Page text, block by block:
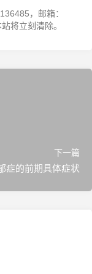
，邮箱：
将立刻清除。
下一篇
症的前期具体症状